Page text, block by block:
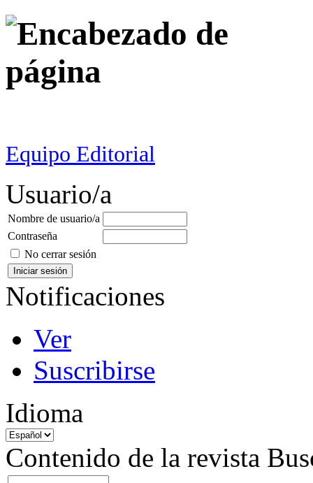
Equipo Editorial
Usuario/a
Nombre de usuario/a
Contraseña
No cerrar sesión
Notificaciones
Ver
Suscribirse
Idioma
Contenido de la revista